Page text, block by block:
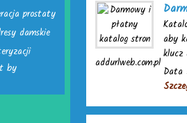
prostaty
damskie
by
addurlweb.com.pl
aby
klucz
Data